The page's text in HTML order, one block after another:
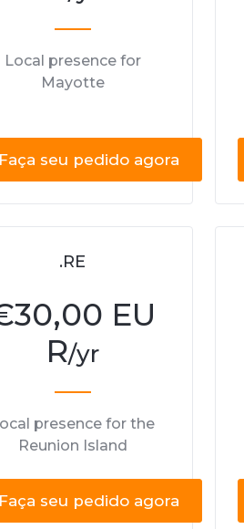
Local presence for
Mayotte
seu pedido agora
.RE
30,00 EU
R/yr
presence for the
Reunion Island
seu pedido agora